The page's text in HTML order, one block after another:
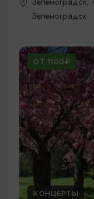
Зеленоградск
ОТ 1100₽
КОНЦЕРТЫ